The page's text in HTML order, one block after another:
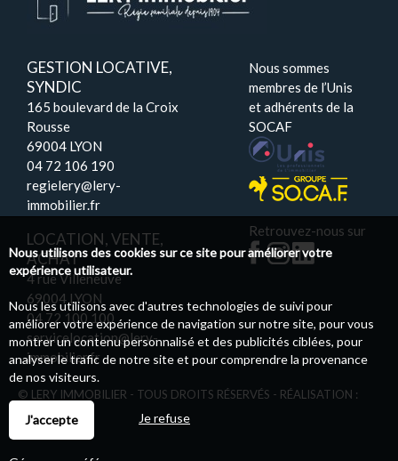
GESTION LOCATIVE,
SYNDIC
165 boulevard de la Croix
Rousse
69004 LYON
04 72 106 190
regielery@lery-
immobilier.fr
LOCATION, VENTE,
ACHAT
4 rue Villeneuve
69004 LYON
04 72 100 100
servicelocation@lery-
immobilier.fr
Nous sommes
membres de l’Unis
et adhérents de la
SOCAF
Retrouvez-nous sur
© LERY IMMOBILIER - TOUS DROITS RÉSERVÉS - RÉALISATION :
Nous utilisons des cookies sur ce site pour améliorer votre
expérience utilisateur.
Nous les utilisons avec d'autres technologies de suivi pour
améliorer votre expérience de navigation sur notre site, pour vous
montrer un contenu personnalisé et des publicités ciblées, pour
analyser le trafic de notre site et pour comprendre la provenance
de nos visiteurs.
J'accepte Je refuse